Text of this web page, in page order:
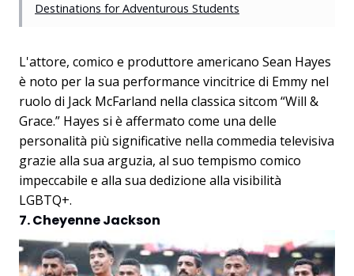
Destinations for Adventurous Students
L'attore, comico e produttore americano Sean Hayes
è noto per la sua performance vincitrice di Emmy nel
ruolo di Jack McFarland nella classica sitcom “Will &
Grace.” Hayes si è affermato come una delle
personalità più significative nella commedia televisiva
grazie alla sua arguzia, al suo tempismo comico
impeccabile e alla sua dedizione alla visibilità
LGBTQ+.
7. Cheyenne Jackson